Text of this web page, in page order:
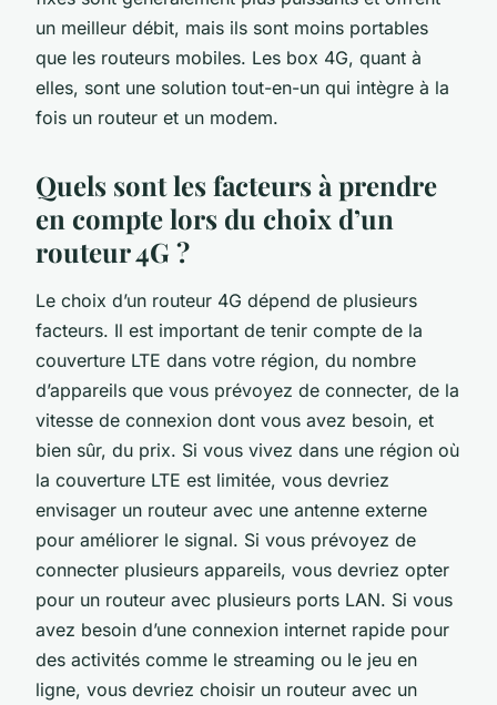
un meilleur débit, mais ils sont moins portables
que les routeurs mobiles. Les box 4G, quant à
elles, sont une solution tout-en-un qui intègre à la
fois un routeur et un modem.
Quels sont les facteurs à prendre
en compte lors du choix d’un
routeur 4G ?
Le choix d’un routeur 4G dépend de plusieurs
facteurs. Il est important de tenir compte de la
couverture LTE dans votre région, du nombre
d’appareils que vous prévoyez de connecter, de la
vitesse de connexion dont vous avez besoin, et
bien sûr, du prix. Si vous vivez dans une région où
la couverture LTE est limitée, vous devriez
envisager un routeur avec une antenne externe
pour améliorer le signal. Si vous prévoyez de
connecter plusieurs appareils, vous devriez opter
pour un routeur avec plusieurs ports LAN. Si vous
avez besoin d’une connexion internet rapide pour
des activités comme le streaming ou le jeu en
ligne, vous devriez choisir un routeur avec un